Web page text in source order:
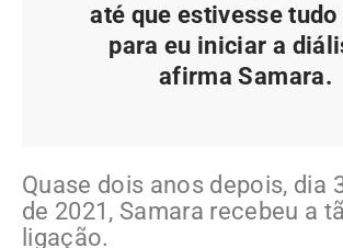
até que estivesse
para eu iniciar a
afirma Samara.
Quase dois anos depois, dia
de 2021, Samara recebeu a
ligação.